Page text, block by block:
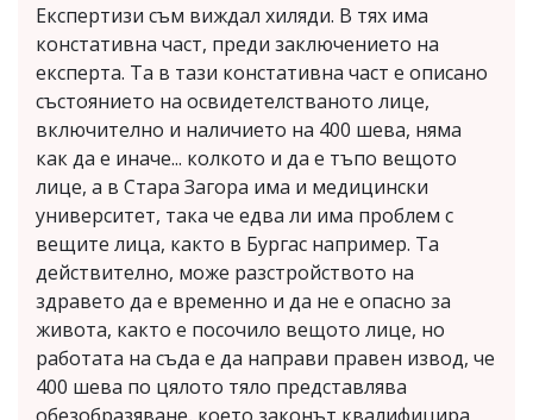
Експертизи съм виждал хиляди. В тях има
констативна част, преди заключението на
експерта. Та в тази констативна част е описано
състоянието на освидетелстваното лице,
включително и наличието на 400 шева, няма
как да е иначе... колкото и да е тъпо вещото
лице, а в Стара Загора има и медицински
университет, така че едва ли има проблем с
вещите лица, както в Бургас например. Та
действително, може разстройството на
здравето да е временно и да не е опасно за
живота, както е посочило вещото лице, но
работата на съда е да направи правен извод, че
400 шева по цялото тяло представлява